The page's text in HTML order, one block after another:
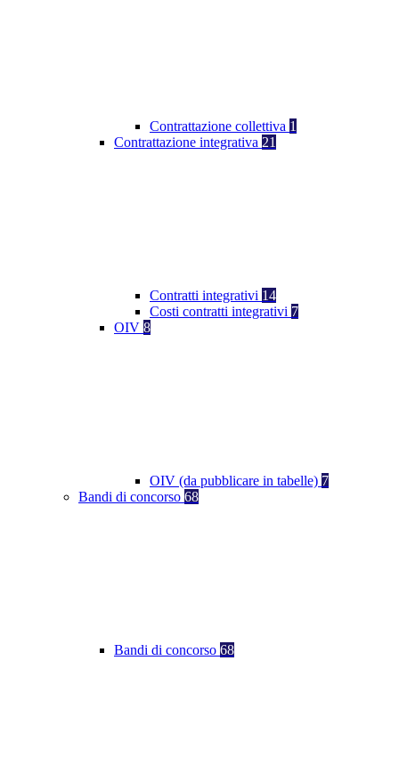
Contrattazione collettiva 1
Contrattazione integrativa 21
Contratti integrativi 14
Costi contratti integrativi 7
OIV 8
OIV (da pubblicare in tabelle) 7
Bandi di concorso 68
Bandi di concorso 68